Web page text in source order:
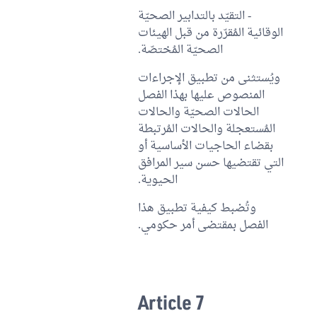
- التقيّد بالتدابير الصحيّة
الوقائية المُقرّرة من قبل الهيئات
الصحيّة المُختصّة.
ويُستثنى من تطبيق الإجراءات
المنصوص عليها بهذا الفصل
الحالات الصحيّة والحالات
المُستعجلة والحالات المُرتبطة
بقضاء الحاجيات الأساسية أو
التي تقتضيها حسن سير المرافق
الحيوية.
وتُضبط كيفية تطبيق هذا
الفصل بمقتضى أمر حكومي.
Article 7